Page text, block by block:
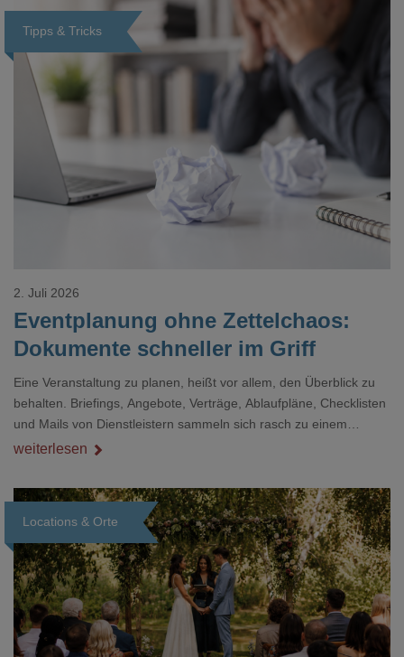
Tipps & Tricks
Loading...
Eventplanung ohne Zettelchaos:
Dokumente schneller im Griff
2. Juli 2026
Eine Veranstaltung zu planen, heißt vor allem, den Überblick zu
behalten. Briefings, Angebote, Verträge, Ablaufpläne, Checklisten
und Mails von Dienstleistern sammeln sich rasch zu einem
unübersichtlichen Stapel. Wer schon einmal kurz vor einem Event
Dokument gesucht hat, kennt das mulmige Gefühl.
weiterlesen
Locations & Orte
Loading...